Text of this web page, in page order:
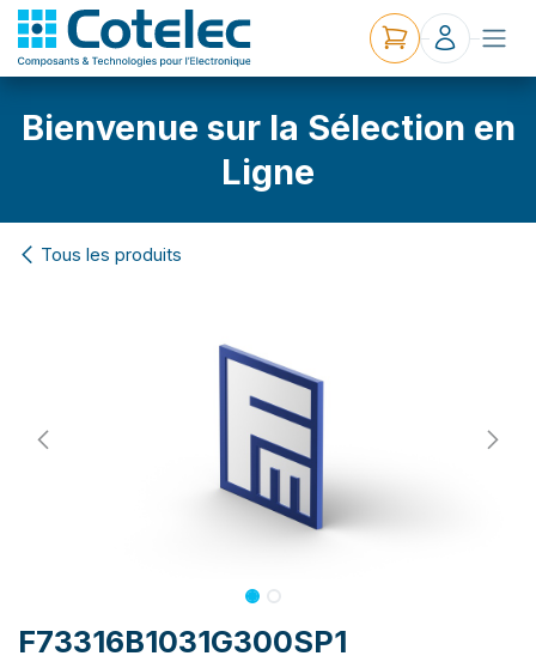
Bienvenue sur la Sélection en
Ligne
Tous les produits
F73316B1031G300SP1